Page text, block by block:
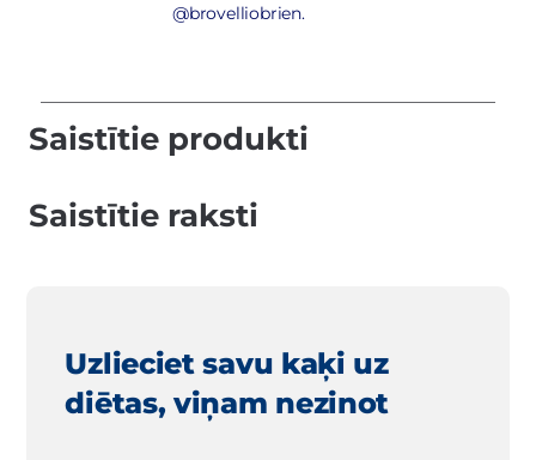
@brovelliobrien.
Saistītie produkti
Saistītie raksti
Uzlieciet savu kaķi uz
diētas, viņam nezinot